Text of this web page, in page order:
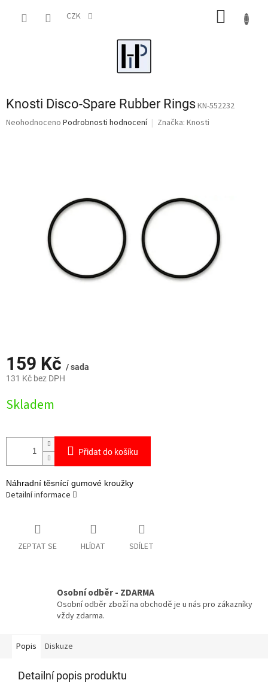
CZK
Knosti Disco-Spare Rubber RingsKN-552232
Průměrné
Neohodnoceno Podrobnosti hodnocení Značka: Knosti
159 Kč / sada
131 Kč bez DPH
cena:
Skladem
Přidat do košíku
Náhradní těsnící gumové kroužky
Detailní informace
ZEPTAT SE HLÍDAT SDÍLET
Osobní odběr - ZDARMA
Osobní odběr zboží na obchodě je u nás pro zákazníky
vždy zdarma.
Popis Diskuze
Detailní popis produktu